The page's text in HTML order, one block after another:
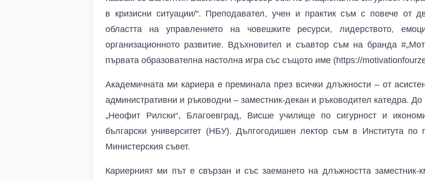
в кризисни ситуации/“. Преподавател, учен и практик съм с повече от
областта на управлението на човешките ресурси, лидерството,
организационното развитие. Вдъхновител и съавтор съм на бранда#
първата образователна настолна игра със същото име (https://
Академичната ми кариера е преминала през всички длъжности – от
административни и ръководни – заместник-декан и ръководител катедра.
„Неофит Рилски“, Благоевград, Висше училище по сигурност и
български университет (НБУ). Дългогодишен лектор съм в Института по
Министерския съвет.
Кариерният ми път е свързан и със заемането на длъжността